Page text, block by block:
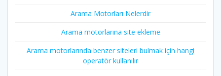
Arama Motorları Nelerdir
Arama motorlarına site ekleme
Arama motorlarında benzer siteleri bulmak için hangi
operatör kullanılır